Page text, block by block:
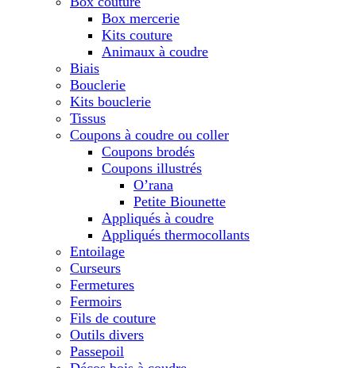
Box mercerie
Kits couture
Animaux à coudre
Biais
Bouclerie
Kits bouclerie
Tissus
Coupons à coudre ou coller
Coupons brodés
Coupons illustrés
O’rana
Petite Biounette
Appliqués à coudre
Appliqués thermocollants
Entoilage
Curseurs
Fermetures
Fermoirs
Fils de couture
Outils divers
Passepoil